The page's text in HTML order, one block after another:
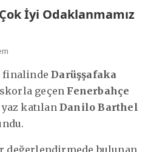
İyi Odaklanmamız
finalindeDarüşşafaka
geçen Fenerbahçe
yaz katılanDanilo Barthel
değerlendirmede bulunan